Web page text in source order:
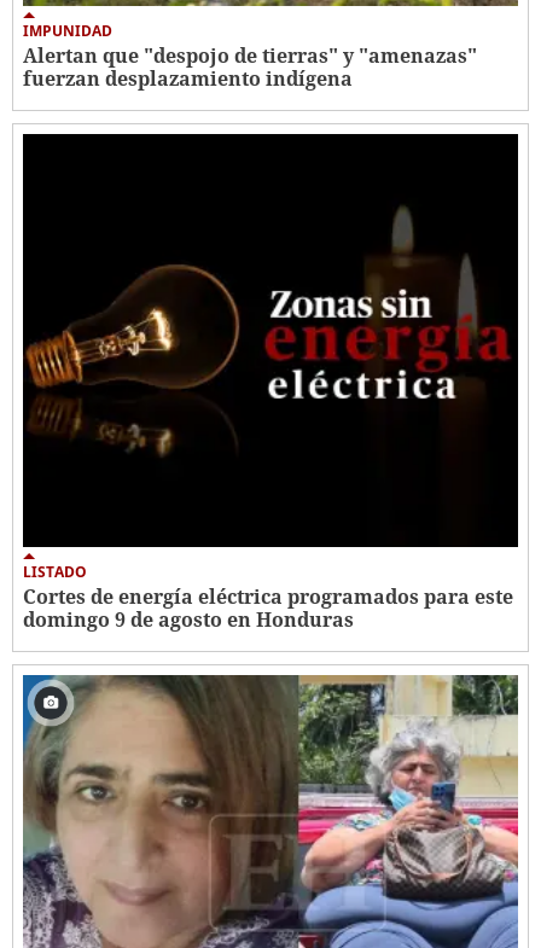
IMPUNIDAD
Alertan que "despojo de tierras" y "amenazas"
fuerzan desplazamiento indígena
LISTADO
Cortes de energía eléctrica programados para este
domingo 9 de agosto en Honduras